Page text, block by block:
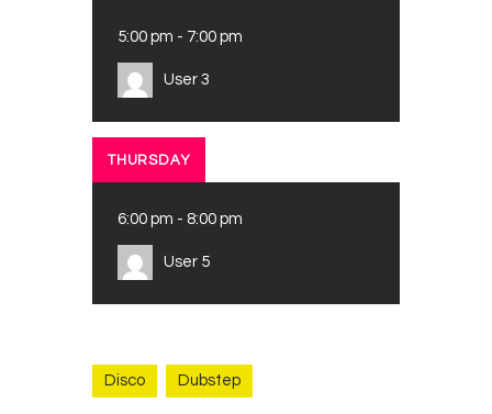
5:00 pm - 7:00 pm
User 3
THURSDAY
6:00 pm - 8:00 pm
User 5
Disco Dubstep